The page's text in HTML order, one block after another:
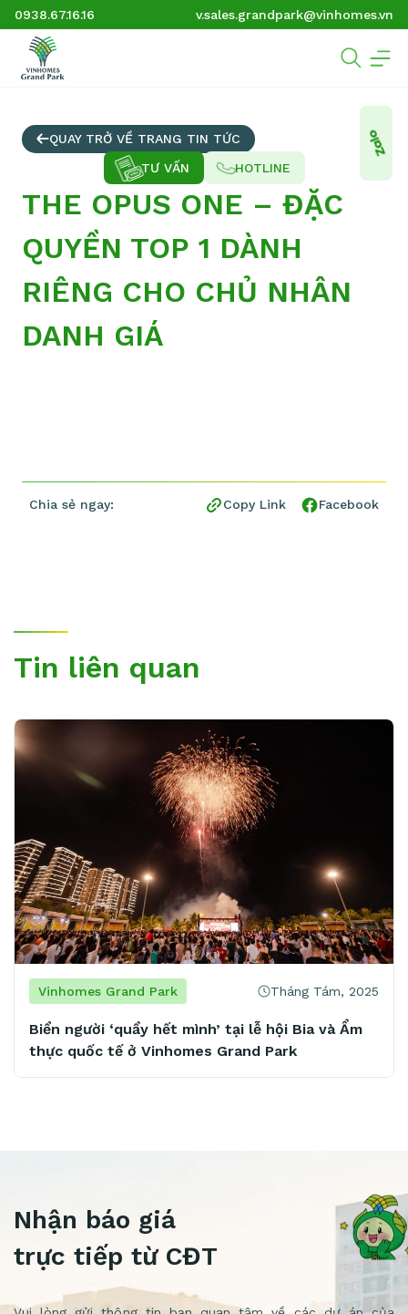
0938.67.16.16 v.sales.grandpark@vinhomes.vn
QUAY TRỞ VỀ TRANG TIN TỨC
THE OPUS ONE – ĐẶC
QUYỀN TOP 1 DÀNH
RIÊNG CHO CHỦ NHÂN
DANH GIÁ
Chia sẻ ngay: Copy Link Facebook
Tin liên quan
Vinhomes Grand Park Tháng Tám, 2025
Biển người ‘quẩy hết mình’ tại lễ hội Bia và Ẩm
thực quốc tế ở Vinhomes Grand Park
Nhận báo giá
trực tiếp từ CĐT
TƯ VẤN HOTLINE